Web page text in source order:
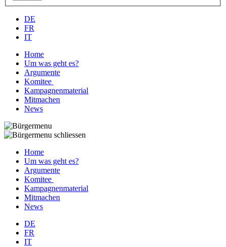
DE
FR
IT
Home
Um was geht es?
Argumente
Komitee
Kampagnenmaterial
Mitmachen
News
Home
Um was geht es?
Argumente
Komitee
Kampagnenmaterial
Mitmachen
News
DE
FR
IT